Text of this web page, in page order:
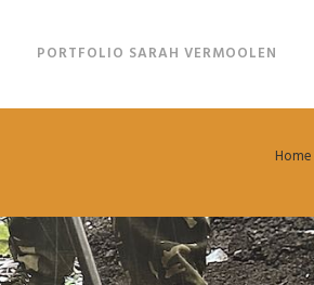
PORTFOLIO SARAH VERMOOLEN
Home